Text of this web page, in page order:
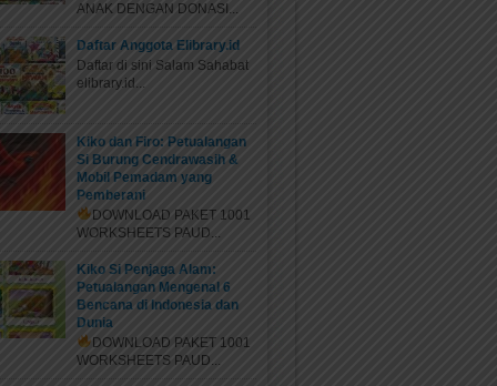
ANAK DENGAN DONASI...
Daftar Anggota Elibrary.id
Daftar di sini Salam Sahabat
elibrary.id...
Kiko dan Firo: Petualangan
Si Burung Cendrawasih &
Mobil Pemadam yang
Pemberani
DOWNLOAD PAKET 1001
WORKSHEETS PAUD...
Kiko Si Penjaga Alam:
Petualangan Mengenal 6
Bencana di Indonesia dan
Dunia
DOWNLOAD PAKET 1001
WORKSHEETS PAUD...